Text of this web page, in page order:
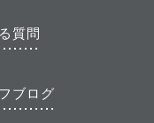
質問
ブログ